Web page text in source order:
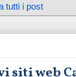
tutti i post
siti web